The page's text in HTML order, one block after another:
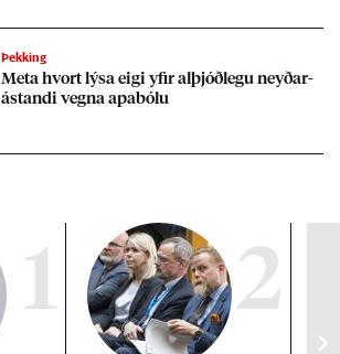
Þekking
Meta hvort lýsa eigi yf­ir al­þjóð­legu neyð­ar­
ástandi vegna apa­bólu
1 2